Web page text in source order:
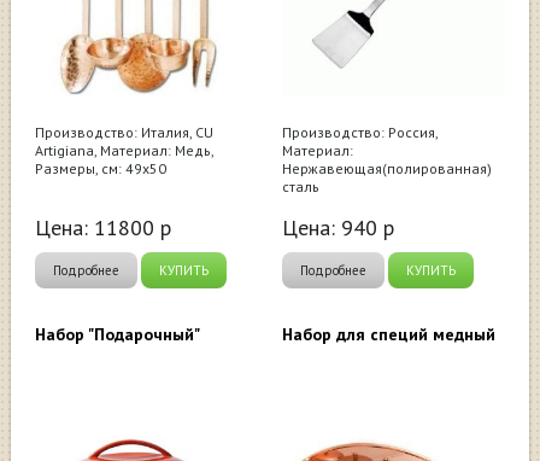
Производство: Италия, CU
Artigiana, Материал: Медь,
Размеры, см: 49x50
Цена: 11800 р
Подробнее КУПИТЬ
Производство: Россия,
Материал:
Нержавеющая(полированная)
сталь
Цена: 940 р
Подробнее КУПИТЬ
Набор "Подарочный" Набор для специй медный